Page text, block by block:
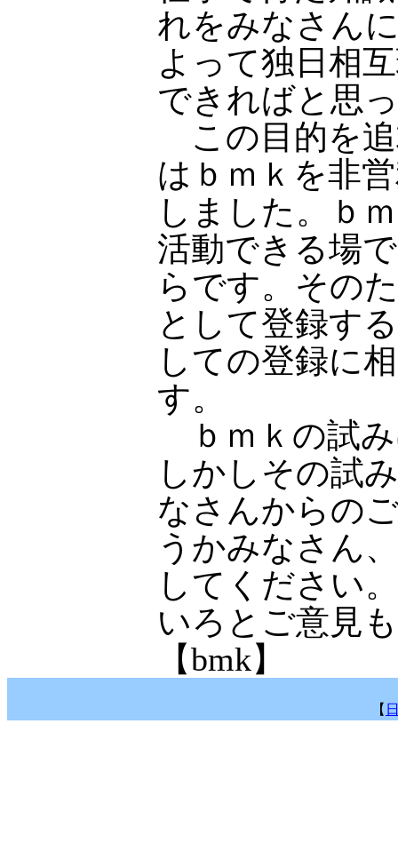
れをみなさん
よって独日相
できればと思
この目的を
はｂｍｋを非
しました。ｂ
活動できる場
らです。その
として登録す
しての登録に
す。
ｂｍｋの試
しかしその試
なさんからの
うかみなさん
してください
いろとご意見
【bmk】
【